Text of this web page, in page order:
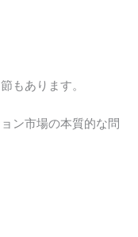
もあります。
ン市場の本質的な問